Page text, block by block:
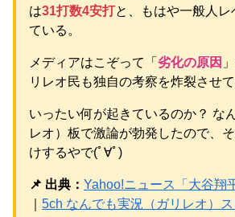
元AKB社長、22億円申告漏れ 乃木坂
パチンコ京楽産業に譲渡【ノース・リバ
元AKB社長、22億円申告漏れ 乃木坂
パチンコ京楽産業に譲渡【ノース・リバ
Powered by livedoor 相互RSS
は31打数4安打と、もはや一般人
ている。
メディアはこぞって「 劣化の原因
リレオ民も独自の考察を炸裂させ
いったい何が起きているのか？ な
レオ）板で激論が勃発したので、
けするやで(ﾟ∀ﾟ)
📌 出典： Yahoo!ニュース「大谷翔
5ch なんでも実況（ガリレオ）ス